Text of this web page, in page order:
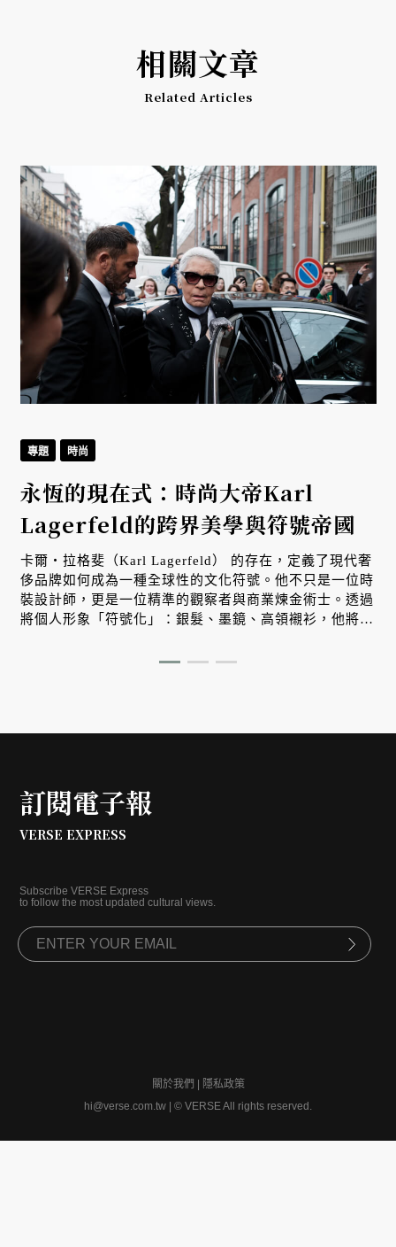
相關文章
Related Articles
專題 時尚
永恆的現在式：時尚大帝Karl
Lagerfeld的跨界美學與符號帝國
卡爾・拉格斐（Karl Lagerfeld） 的存在，定義了現代奢
侈品牌如何成為一種全球性的文化符號。他不只是一位時
裝設計師，更是一位精準的觀察者與商業煉金術士。透過
將個人形象「符號化」：銀髮、墨鏡、高領襯衫，他將自
產業的文化語話權。 從 1983 年接手香奈兒並啟動品牌現
書的知性軍械庫。本文將探討這位「時尚大帝」如何透過
的符號影響力。
訂閱電子報
VERSE EXPRESS
Subscribe VERSE Express
to follow the most updated cultural views.
關於我們
隱私政策
hi@verse.com.tw
© VERSE All rights reserved.